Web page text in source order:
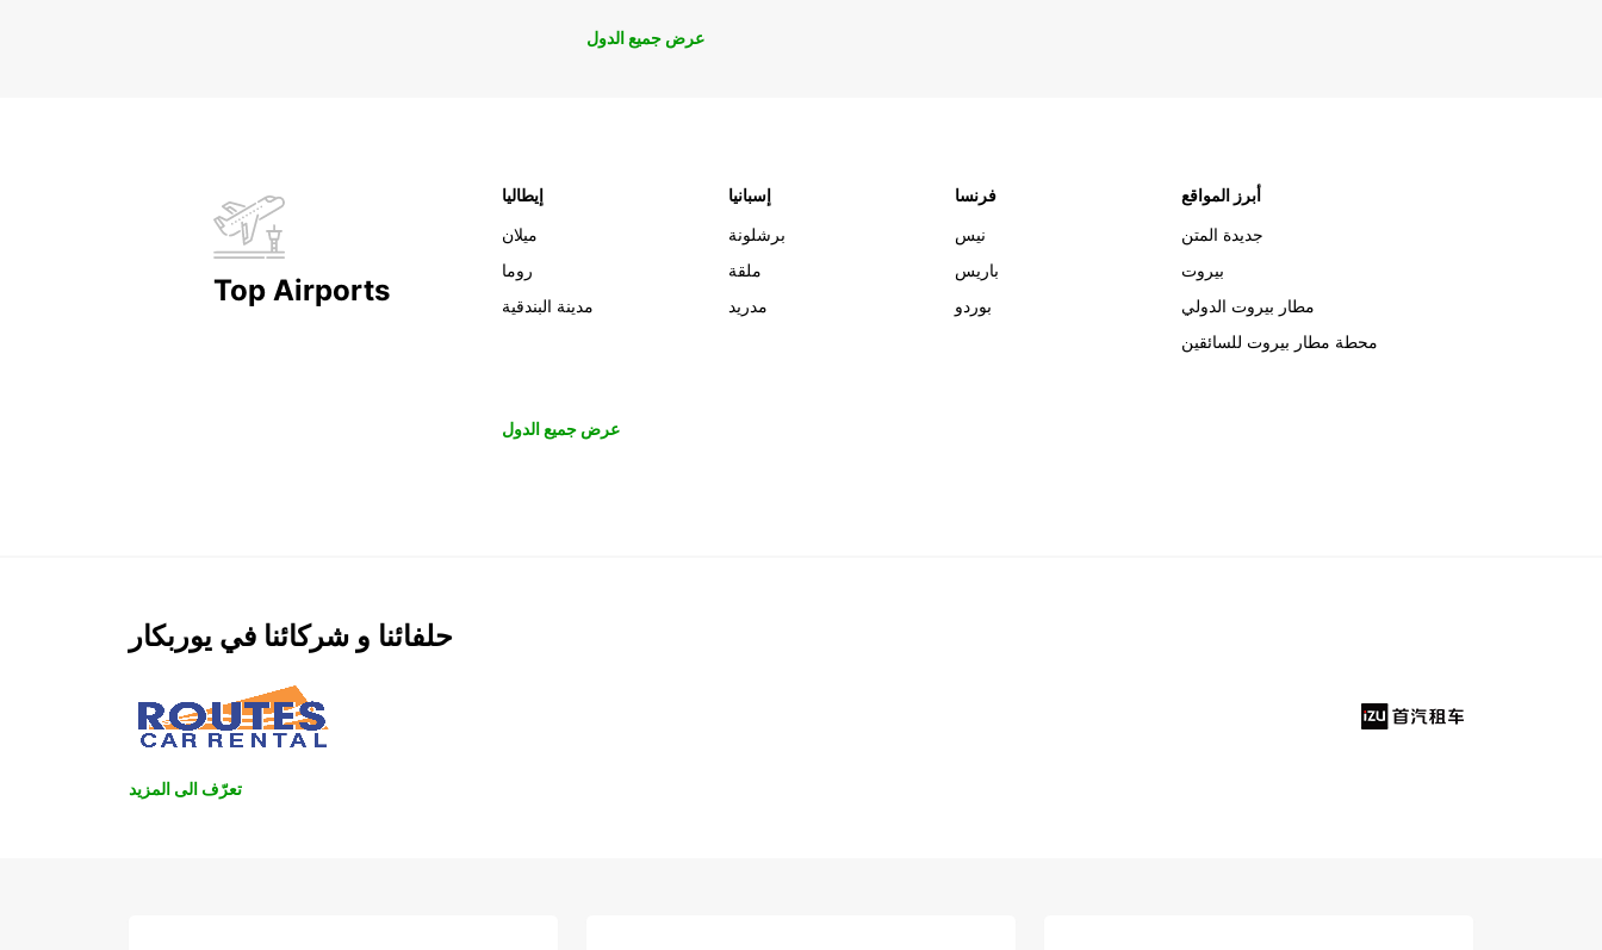
عرض جميع الدول
Top Airports
إيطاليا
ميلان
روما
مدينة البندقية
إسبانيا
برشلونة
ملقة
مدريد
فرنسا
نيس
باريس
بوردو
أبرز المواقع
جديدة المتن
بيروت
مطار بيروت الدولي
محطة مطار بيروت للسائقين
عرض جميع الدول
حلفائنا و شركائنا في يوربكار
تعرّف الى المزيد